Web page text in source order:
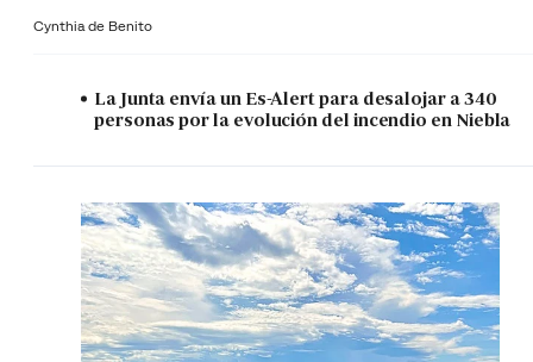
Cynthia de Benito
La Junta envía un Es-Alert para desalojar a 340
personas por la evolución del incendio en Niebla